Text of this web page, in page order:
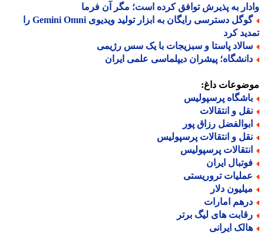
به پذیرش توافق کرده است؛ مگر آن فرما
گوگل دسترسی رایگان به ابزار تولید ویدیوی Gemini Omni را
کرد
پاستا و سبزیجات با یک سس رژیمی
پیشران دیپلماسی علمی ایران
داغ:
پرسپولیس
و انتقالات
رزاق پور
و انتقالات پرسپولیس
پرسپولیس
ایران
تروریستی
دلار
امارات
های لیگ برتر
ایرانی